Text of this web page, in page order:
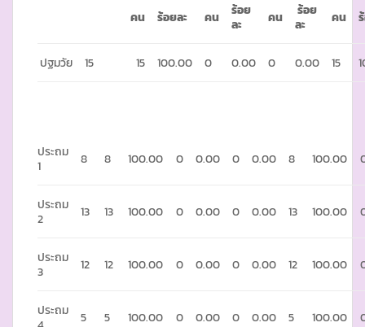
คน ร้อยละ คน
ร้อย
ละ
คน
ร้อย
ละ
คน
ปฐมวัย 15 15 100.00 0 0.00 0 0.00 15
ประถม
1
8 8 100.00 0 0.00 0 0.00 8 100.00
ประถม
2
13 13 100.00 0 0.00 0 0.00 13 100.00
ประถม
3
12 12 100.00 0 0.00 0 0.00 12 100.00
ประถม
5 5 100.00 0 0.00 0 0.00 5 100.00